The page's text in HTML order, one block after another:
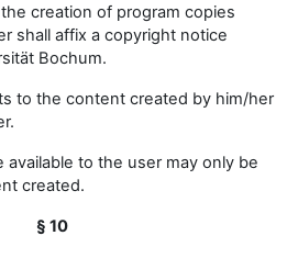
creation of program copies
shall affix a copyright notice
Bochum.
to the content created by him/her
available to the user may only be
created.
§ 10